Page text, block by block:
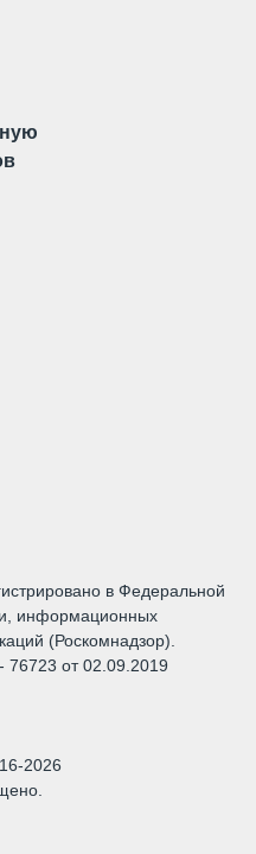
в Федеральной
информационных
(Роскомнадзор).
от 02.09.2019
2026